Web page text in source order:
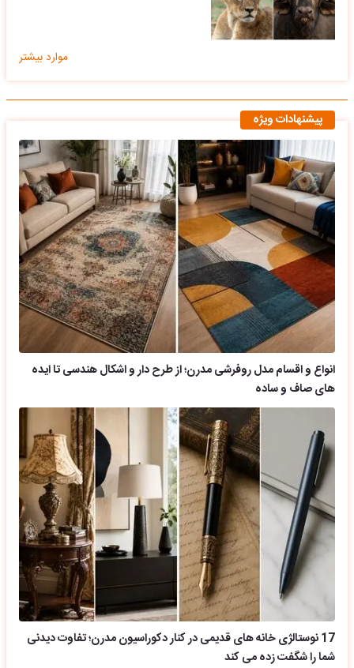
موارد بیشتر
پیشنهادات ویژه
انواع و اقسام مدل روفرشی مدرن؛ از طرح دار و اشکال هندسی تا ایده
های صاف و ساده
17 نوستالژی خانه های قدیمی در کنار دکوراسیون مدرن؛ تفاوت دیدنی
شما را شگفت زده می کند